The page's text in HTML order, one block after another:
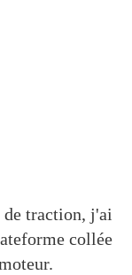
de traction, j'ai
collée